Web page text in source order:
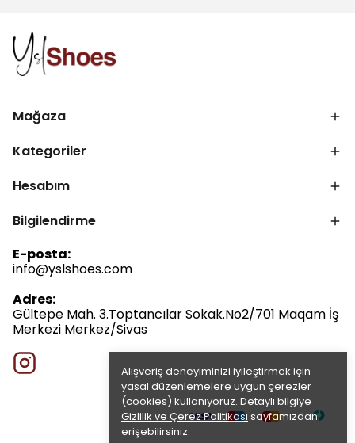
Alışveriş deneyiminizi iyileştirmek için
yasal düzenlemelere uygun çerezler
(cookies) kullanıyoruz. Detaylı bilgiye
Gizlilik ve Çerez Politikası sayfamızdan
erişebilirsiniz.
Mağaza
Kategoriler
Hesabım
Bilgilendirme
E-posta:
info@yslshoes.com
Adres:
Gültepe Mah. 3.Toptancılar Sokak.No2/701 Maqam İş
Merkezi Merkez/Sivas